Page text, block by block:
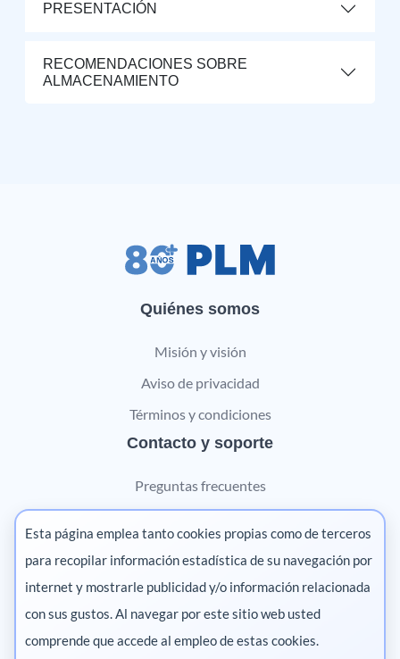
PRESENTACIÓN
RECOMENDACIONES SOBRE
ALMACENAMIENTO
Quiénes somos
Misión y visión
Aviso de privacidad
Términos y condiciones
Contacto y soporte
Preguntas frecuentes
Contáctanos
Marketing digital
Pharma
Esta página emplea tanto cookies propias como de terceros
para recopilar información estadística de su navegación por
internet y mostrarle publicidad y/o información relacionada
con sus gustos. Al navegar por este sitio web usted
comprende que accede al empleo de estas cookies.